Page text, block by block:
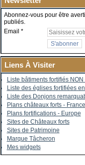
Abonnez-vous pour être
publiés.
Email
Liens À Visiter
Liste bâtiments fortifiés
Liste des églises fortifiées
Liste des Donjons
Plans châteaux forts - France
Plans fortifications - Europe
Sites de Châteaux forts
Sites de Patrimoine
Marque Tâcheron
Mes widgets